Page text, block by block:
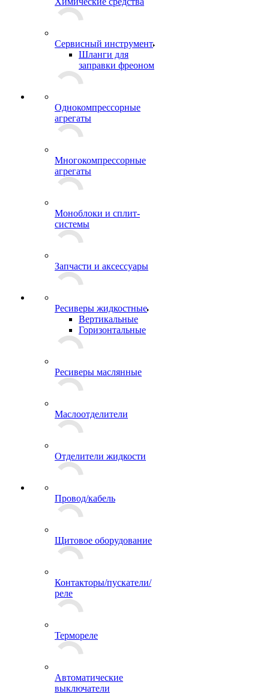
Сервисный инструмент
Шланги для
заправки фреоном
Однокомпрессорные
агрегаты
Многокомпрессорные
агрегаты
Моноблоки и сплит-
системы
Запчасти и аксессуары
Ресиверы жидкостные
Вертикальные
Горизонтальные
Ресиверы маслянные
Маслоотделители
Отделители жидкости
Провод/кабель
Щитовое оборудование
Контакторы/пускатели/
реле
Термореле
Автоматические
выключатели